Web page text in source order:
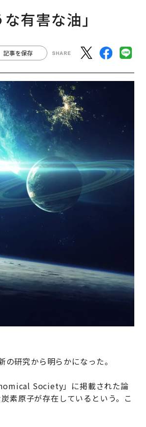
有害な油」
記事を保存
研究から明らかになった。
Society」に掲載された論
素原子が存在しているという。こ